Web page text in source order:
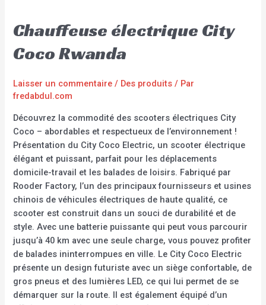
Chauffeuse électrique City
Coco Rwanda
Laisser un commentaire / Des produits / Par
fredabdul.com
Découvrez la commodité des scooters électriques City
Coco – abordables et respectueux de l’environnement !
Présentation du City Coco Electric, un scooter électrique
élégant et puissant, parfait pour les déplacements
domicile-travail et les balades de loisirs. Fabriqué par
Rooder Factory, l’un des principaux fournisseurs et usines
chinois de véhicules électriques de haute qualité, ce
scooter est construit dans un souci de durabilité et de
style. Avec une batterie puissante qui peut vous parcourir
jusqu’à 40 km avec une seule charge, vous pouvez profiter
de balades ininterrompues en ville. Le City Coco Electric
présente un design futuriste avec un siège confortable, de
gros pneus et des lumières LED, ce qui lui permet de se
démarquer sur la route. Il est également équipé d’un